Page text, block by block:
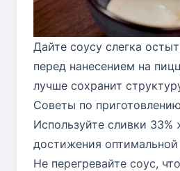
Дайте соусу слегка
перед нанесением на
лучше сохранит
Советы по приготовлению
Используйте сливки 33%
достижения
Не перегревайте соус,